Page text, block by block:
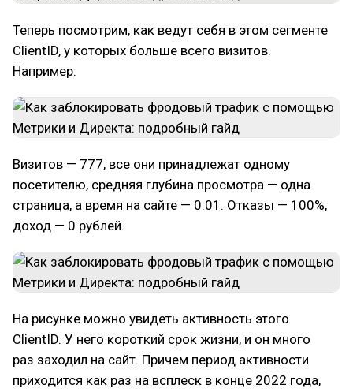
Теперь посмотрим, как ведут себя в этом сегменте
ClientID, у которых больше всего визитов.
Например:
Визитов — 777, все они принадлежат одному
посетителю, средняя глубина просмотра — одна
страница, а время на сайте — 0:01. Отказы — 100%,
доход — 0 рублей.
На рисунке можно увидеть активность этого
ClientID. У него короткий срок жизни, и он много
раз заходил на сайт. Причем период активности
приходится как раз на всплеск в конце 2022 года,